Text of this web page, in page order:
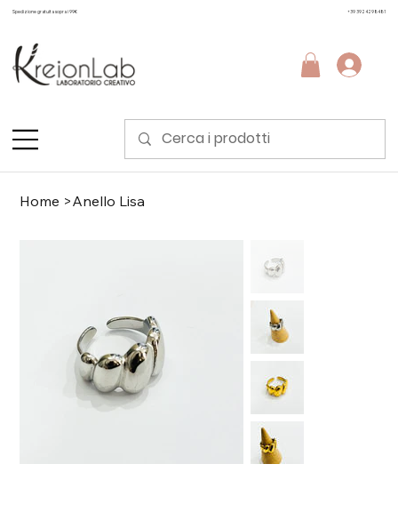
Spedizione gratuita sopra i 99€ +39 3924298481
Home >Anello Lisa